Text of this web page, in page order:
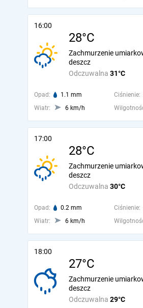
16:00
28°C
Odczuwalna 31°C
Zachmurzenie
deszcz
Opad: 1.1 mm Ciśnienie:
Wiatr:
6 km/h
17:00
28°C
Odczuwalna 30°C
Zachmurzenie
deszcz
Opad: 0.2 mm Ciśnienie:
Wiatr:
6 km/h
18:00
27°C
Odczuwalna 29°C
Zachmurzenie
deszcz